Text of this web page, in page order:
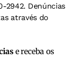
2942. Denúncias
através do
e receba os